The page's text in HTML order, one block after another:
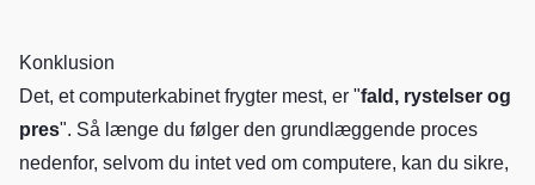
Konklusion
Det, et computerkabinet frygter mest, er "fald, rystelser og
pres". Så længe du følger den grundlæggende proces
nedenfor, selvom du intet ved om computere, kan du sikre,